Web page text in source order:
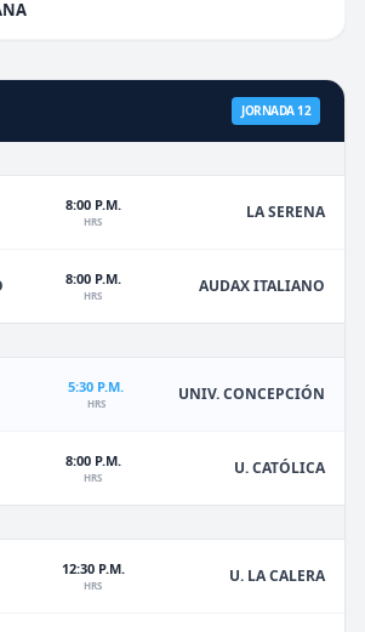
JORNADA 12
8:00 P.M.
HRS LA SERENA
8:00 P.M.
HRS AUDAX ITALIANO
5:30 P.M.
HRS UNIV. CONCEPCIÓN
8:00 P.M.
HRS U. CATÓLICA
12:30 P.M.
HRS U. LA CALERA